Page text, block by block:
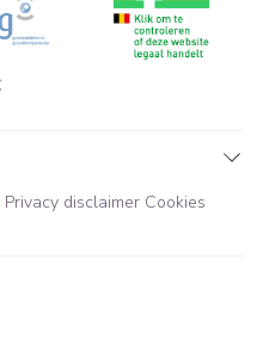
Privacy disclaimer Cookies